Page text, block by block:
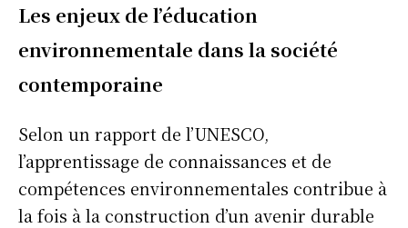
Les enjeux de l’éducation
environnementale dans la société
contemporaine
Selon un rapport de l’UNESCO,
l’apprentissage de connaissances et de
compétences environnementales contribue à
la fois à la construction d’un avenir durable